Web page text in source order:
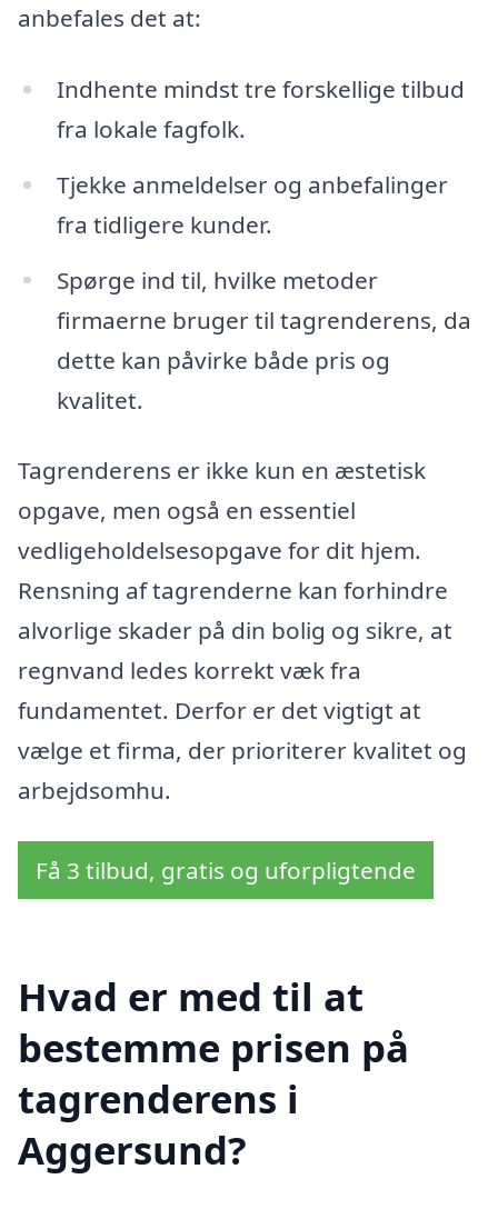
anbefales det at:
Indhente mindst tre forskellige tilbud
fra lokale fagfolk.
Tjekke anmeldelser og anbefalinger
fra tidligere kunder.
Spørge ind til, hvilke metoder
firmaerne bruger til tagrenderens, da
dette kan påvirke både pris og
kvalitet.
Tagrenderens er ikke kun en æstetisk
opgave, men også en essentiel
vedligeholdelsesopgave for dit hjem.
Rensning af tagrenderne kan forhindre
alvorlige skader på din bolig og sikre, at
regnvand ledes korrekt væk fra
fundamentet. Derfor er det vigtigt at
vælge et firma, der prioriterer kvalitet og
arbejdsomhu.
Få 3 tilbud, gratis og uforpligtende
Hvad er med til at
bestemme prisen på
tagrenderens i
Aggersund?